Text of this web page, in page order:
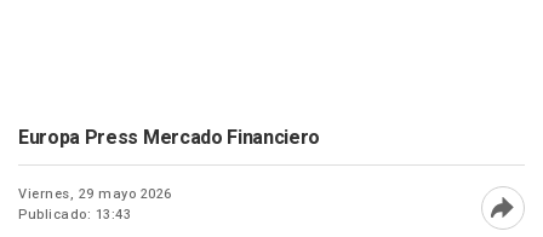
Europa Press Mercado Financiero
Viernes, 29 mayo 2026
Publicado: 13:43